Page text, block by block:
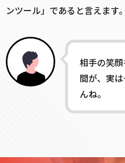
ンツール」であると言えます。
相手の笑
間が、実
んね。